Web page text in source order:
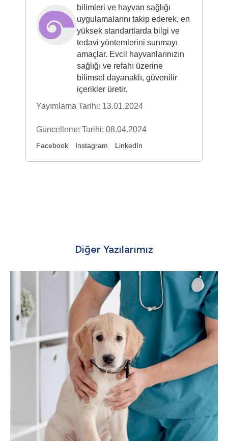
bilimleri ve hayvan sağlığı
uygulamalarını takip ederek, en
yüksek standartlarda bilgi ve
tedavi yöntemlerini sunmayı
amaçlar. Evcil hayvanlarınızın
sağlığı ve refahı üzerine
bilimsel dayanaklı, güvenilir
içerikler üretir.
Yayımlama Tarihi: 13.01.2024
Güncelleme Tarihi: 08.04.2024
Facebook Instagram LinkedIn
Diğer Yazılarımız